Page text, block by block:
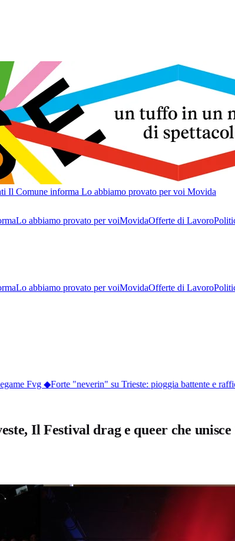
Il Comune informa Lo abbiamo provato per voi Movida
Lo abbiamo provato per voiMovidaOfferte di Lavoro
Lo abbiamo provato per voiMovidaOfferte di Lavoro
Fvg◆ Forte "neverin" su Trieste: pioggia battente e
Il Festival drag e queer che